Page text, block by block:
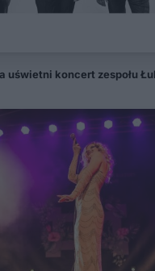
uświetni koncert zespołu